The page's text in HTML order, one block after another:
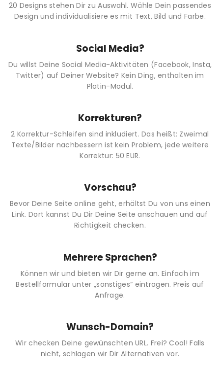
20 Designs stehen Dir zu Auswahl. Wähle Dein passendes
Design und individualisiere es mit Text, Bild und Farbe.
Social Media?
Du willst Deine Social Media-Aktivitäten (Facebook, Insta,
Twitter) auf Deiner Website? Kein Ding, enthalten im
Platin-Modul.
Korrekturen?
2 Korrektur-Schleifen sind inkludiert. Das heißt: Zweimal
Texte/Bilder nachbessern ist kein Problem, jede weitere
Korrektur: 50 EUR.
Vorschau?
Bevor Deine Seite online geht, erhältst Du von uns einen
Link. Dort kannst Du Dir Deine Seite anschauen und auf
Richtigkeit checken.
Mehrere Sprachen?
Können wir und bieten wir Dir gerne an. Einfach im
Bestellformular unter „sonstiges“ eintragen. Preis auf
Anfrage.
Wunsch-Domain?
Wir checken Deine gewünschten URL. Frei? Cool! Falls
nicht, schlagen wir Dir Alternativen vor.